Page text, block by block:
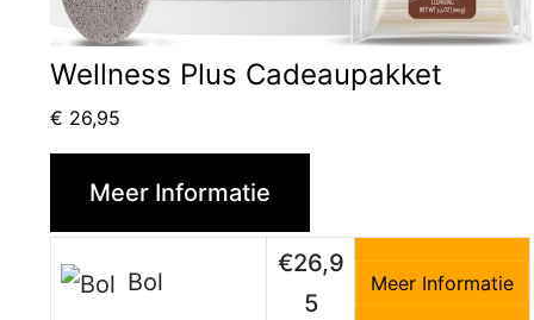
Wellness Plus Cadeaupakket
€ 26,95
Meer Informatie
Bol
€26,9
5
Meer Informatie